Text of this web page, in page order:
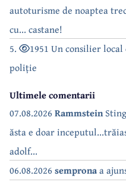
autoturisme de noaptea
cu... castane!
5.
1951 Un consilier
poliție
Ultimele comentarii
07.08.2026 Rammstein
ăsta e doar
adolf...
06.08.2026 sempronaa